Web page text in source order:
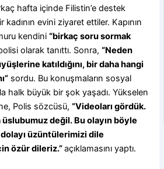
hafta içinde Filistin’e destek
evini ziyaret ettiler. Kapının
kendini“birkaç soru sormak
olarak tanıttı. Sonra,“Neden
katıldığını, bir daha hangi
sordu. Bu konuşmaların sosyal
halk büyük bir şok yaşadı. Yükselen
Polis sözcüsü,“Videoları gördük.
değil. Bu olayın böyle
üzüntülerimizi dile
özür dileriz.”açıklamasını yaptı.